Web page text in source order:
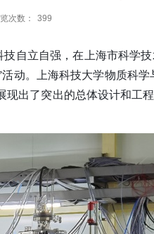
次数： 399
自立自强，在上海市科学
动。上海科技大学物质科学
现出了突出的总体设计和工